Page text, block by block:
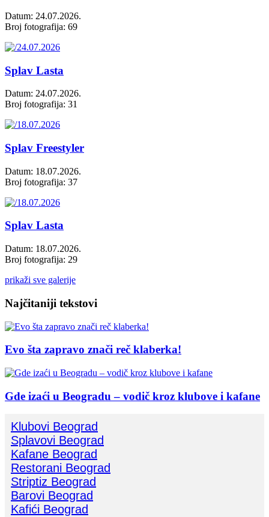
Datum: 24.07.2026.
Broj fotografija: 69
Splav Lasta
Datum: 24.07.2026.
Broj fotografija: 31
Splav Freestyler
Datum: 18.07.2026.
Broj fotografija: 37
Splav Lasta
Datum: 18.07.2026.
Broj fotografija: 29
prikaži sve galerije
Najčitaniji tekstovi
Evo šta zapravo znači reč klaberka!
Gde izaći u Beogradu – vodič kroz klubove i kafane
Klubovi Beograd
Splavovi Beograd
Kafane Beograd
Restorani Beograd
Striptiz Beograd
Barovi Beograd
Kafići Beograd